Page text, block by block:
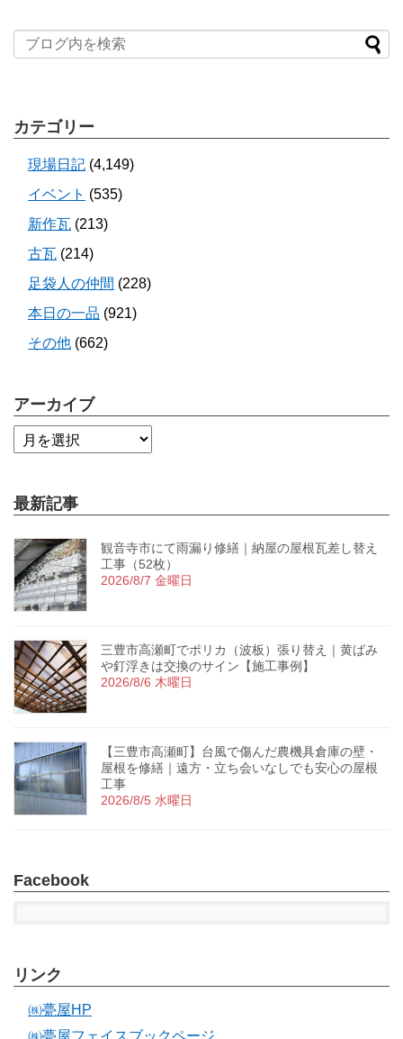
カテゴリー
現場日記 (4,149)
イベント (535)
新作瓦 (213)
古瓦 (214)
足袋人の仲間 (228)
本日の一品 (921)
その他 (662)
アーカイブ
最新記事
観音寺市にて雨漏り修繕｜納屋の屋根瓦差し替え
工事（52枚）
2026/8/7 金曜日
三豊市高瀬町でポリカ（波板）張り替え｜黄ばみ
や釘浮きは交換のサイン【施工事例】
2026/8/6 木曜日
【三豊市高瀬町】台風で傷んだ農機具倉庫の壁・
屋根を修繕｜遠方・立ち会いなしでも安心の屋根
工事
2026/8/5 水曜日
Facebook
リンク
㈱甍屋HP
㈱甍屋フェイスブックページ